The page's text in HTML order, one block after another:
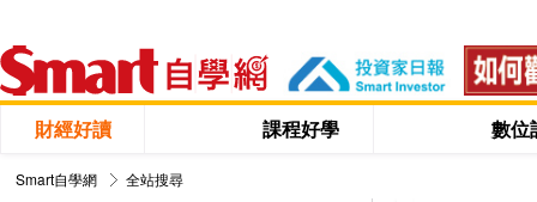
財經好讀 課程好學 數位
Smart自學網 全站搜尋